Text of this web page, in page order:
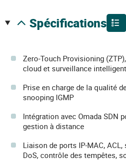
spécifications
Zero-Touch Provisioning
cloud et surveillance
Prise en charge de la qualité
snooping IGMP
Intégration avec Omada SDN
gestion à distance
Liaison de ports IP-MAC,
DoS, contrôle des tempêtes,